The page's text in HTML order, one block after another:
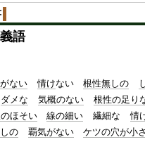
語
ない 情けない 根性無しの
ダメな 気概のない 根性の足り
ほそい 線の細い 繊細な 情
の 覇気がない ケツの穴が小